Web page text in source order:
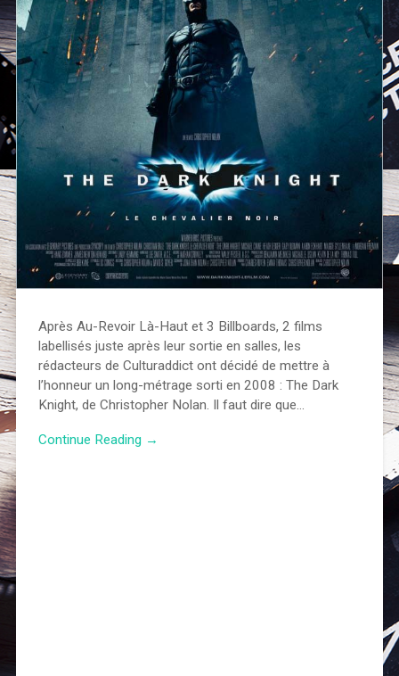
Après Au-Revoir Là-Haut et 3 Billboards, 2 films
labellisés juste après leur sortie en salles, les
rédacteurs de Culturaddict ont décidé de mettre à
l’honneur un long-métrage sorti en 2008 : The Dark
Knight, de Christopher Nolan. Il faut dire que…
Continue Reading →